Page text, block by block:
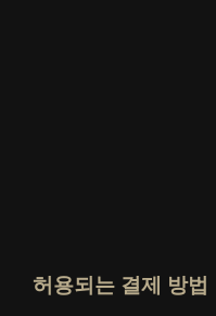
허용되는 결제 방법